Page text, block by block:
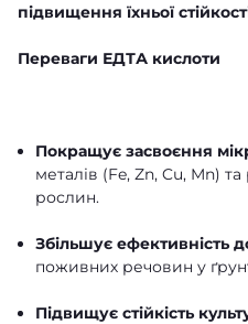
підвищення їхньої
Переваги ЕДТА кислоти
Покращує засвоєння
металів (Fe, Zn, Cu, Mn)
рослин.
Збільшує ефективність
поживних речовин у
Підвищує стійкість